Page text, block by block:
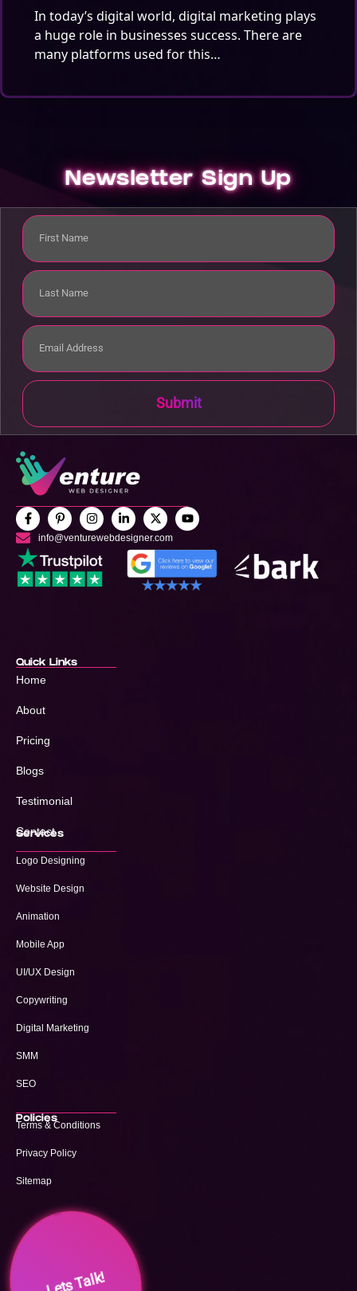
In today’s digital world, digital marketing plays
a huge role in businesses success. There are
many platforms used for this…
Newsletter Sign Up
Submit
info@venturewebdesigner.com
Quick Links
Home
About
Pricing
Blogs
Testimonial
Contact
Services
Logo Designing
Website Design
Animation
Mobile App
UI/UX Design
Copywriting
Digital Marketing
SMM
SEO
Policies
Terms & Conditions
Privacy Policy
Sitemap
Lets Talk!